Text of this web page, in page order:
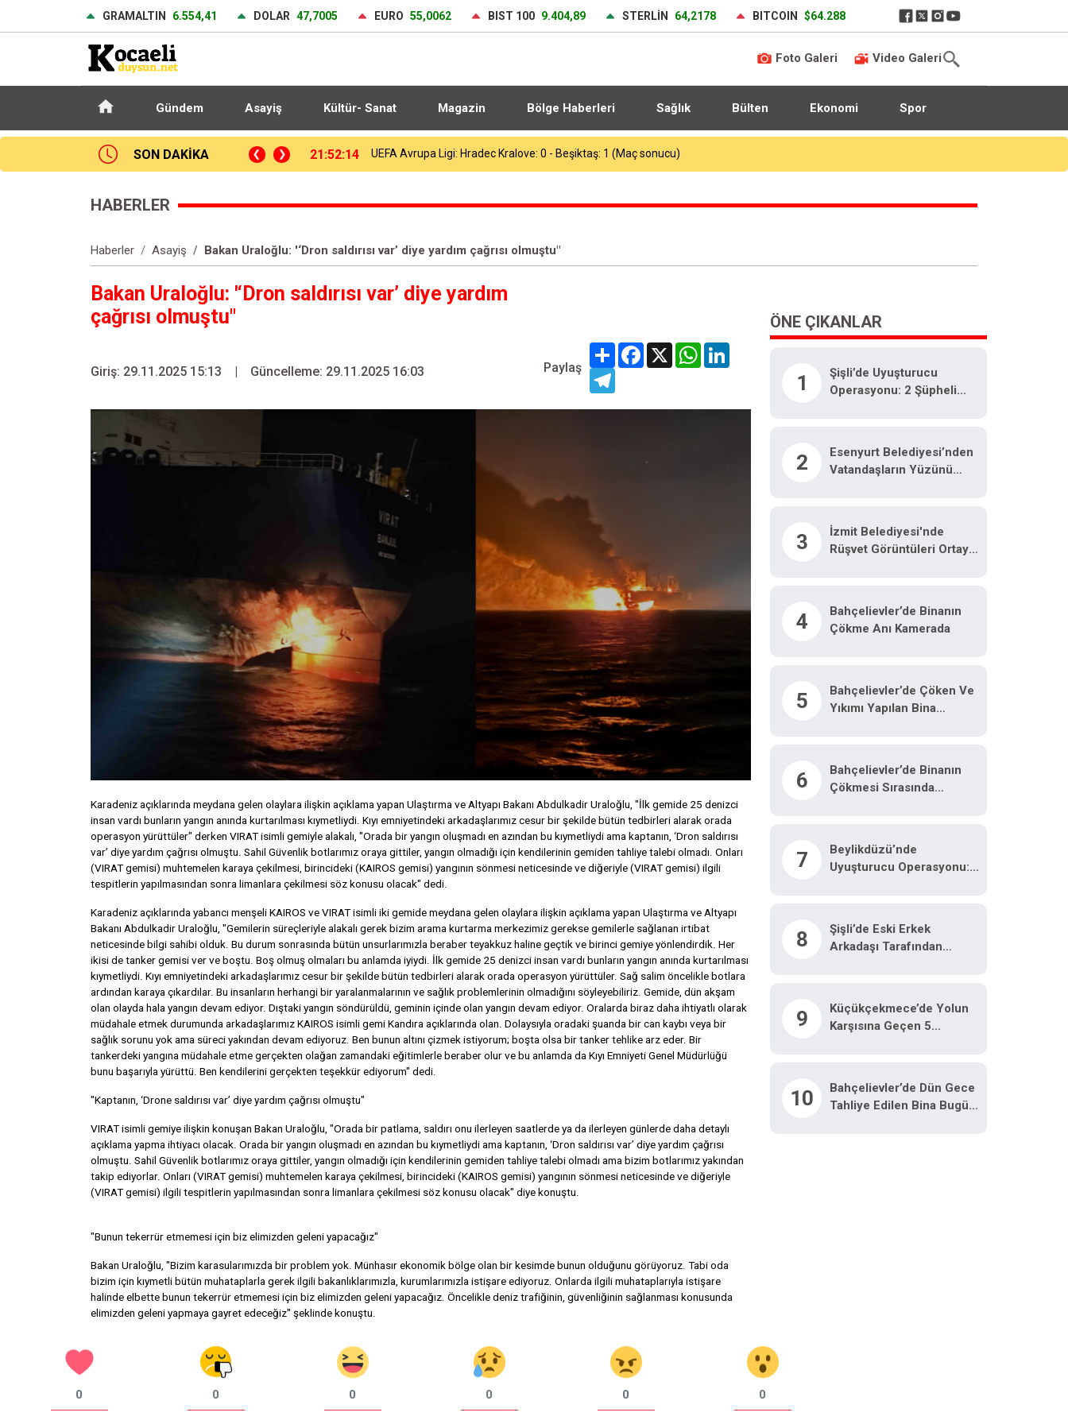
GRAMALTIN 6.554,41 DOLAR 47,7005 EURO 55,0062 BIST 100 9.404,89 STERLİN 64,2178 BITCOIN $64.288
Foto Galeri Video Galeri
Gündem Asayiş Kültür- Sanat Magazin Bölge Haberleri Sağlık Bülten Ekonomi Spor
SON DAKİKA
Kralove: 0 - Beşiktaş: 1 (Maç sonucu) 21:37:53 Heybeliada Deniz Harp Okulu’nda çıkan yangın söndürüldü
HABERLER
Haberler Asayiş Bakan Uraloğlu: '‘Dron saldırısı var’ diye yardım çağrısı olmuştu"
Bakan Uraloğlu: '‘Dron saldırısı var’ diye yardım
çağrısı olmuştu"
Giriş: 29.11.2025 15:13 | Güncelleme: 29.11.2025 16:03 Paylaş
ShareFacebook
X WhatsAppLinkedIn
Telegram
Karadeniz açıklarında meydana gelen olaylara ilişkin açıklama yapan Ulaştırma ve Altyapı Bakanı Abdulkadir Uraloğlu, "İlk gemide 25 denizci
insan vardı bunların yangın anında kurtarılması kıymetliydi. Kıyı emniyetindeki arkadaşlarımız cesur bir şekilde bütün tedbirleri alarak orada
operasyon yürüttüler" derken VIRAT isimli gemiyle alakalı, "Orada bir yangın oluşmadı en azından bu kıymetliydi ama kaptanın, ‘Dron saldırısı
var’ diye yardım çağrısı olmuştu. Sahil Güvenlik botlarımız oraya gittiler, yangın olmadığı için kendilerinin gemiden tahliye talebi olmadı. Onları
(VIRAT gemisi) muhtemelen karaya çekilmesi, birincideki (KAIROS gemisi) yangının sönmesi neticesinde ve diğeriyle (VIRAT gemisi) ilgili
tespitlerin yapılmasından sonra limanlara çekilmesi söz konusu olacak" dedi.
Karadeniz açıklarında yabancı menşeli KAIROS ve VIRAT isimli iki gemide meydana gelen olaylara ilişkin açıklama yapan Ulaştırma ve Altyapı
Bakanı Abdulkadir Uraloğlu, "Gemilerin süreçleriyle alakalı gerek bizim arama kurtarma merkezimiz gerekse gemilerle sağlanan irtibat
neticesinde bilgi sahibi olduk. Bu durum sonrasında bütün unsurlarımızla beraber teyakkuz haline geçtik ve birinci gemiye yönlendirdik. Her
ikisi de tanker gemisi ver ve boştu. Boş olmuş olmaları bu anlamda iyiydi. İlk gemide 25 denizci insan vardı bunların yangın anında kurtarılması
kıymetliydi. Kıyı emniyetindeki arkadaşlarımız cesur bir şekilde bütün tedbirleri alarak orada operasyon yürüttüler. Sağ salim öncelikle botlara
ardından karaya çıkardılar. Bu insanların herhangi bir yaralanmalarının ve sağlık problemlerinin olmadığını söyleyebiliriz. Gemide, dün akşam
olan olayda hala yangın devam ediyor. Dıştaki yangın söndürüldü, geminin içinde olan yangın devam ediyor. Oralarda biraz daha ihtiyatlı olarak
müdahale etmek durumunda arkadaşlarımız KAIROS isimli gemi Kandıra açıklarında olan. Dolaysıyla oradaki şuanda bir can kaybı veya bir
sağlık sorunu yok ama süreci yakından devam ediyoruz. Ben bunun altını çizmek istiyorum; boşta olsa bir tanker tehlike arz eder. Bir
tankerdeki yangına müdahale etme gerçekten olağan zamandaki eğitimlerle beraber olur ve bu anlamda da Kıyı Emniyeti Genel Müdürlüğü
bunu başarıyla yürüttü. Ben kendilerini gerçekten teşekkür ediyorum" dedi.
"Kaptanın, ‘Drone saldırısı var’ diye yardım çağrısı olmuştu"
VIRAT isimli gemiye ilişkin konuşan Bakan Uraloğlu, "Orada bir patlama, saldırı onu ilerleyen saatlerde ya da ilerleyen günlerde daha detaylı
açıklama yapma ihtiyacı olacak. Orada bir yangın oluşmadı en azından bu kıymetliydi ama kaptanın, ‘Dron saldırısı var’ diye yardım çağrısı
olmuştu. Sahil Güvenlik botlarımız oraya gittiler, yangın olmadığı için kendilerinin gemiden tahliye talebi olmadı ama bizim botlarımız yakından
takip ediyorlar. Onları (VIRAT gemisi) muhtemelen karaya çekilmesi, birincideki (KAIROS gemisi) yangının sönmesi neticesinde ve diğeriyle
(VIRAT gemisi) ilgili tespitlerin yapılmasından sonra limanlara çekilmesi söz konusu olacak" diye konuştu.
"Bunun tekerrür etmemesi için biz elimizden geleni yapacağız"
Bakan Uraloğlu, "Bizim karasularımızda bir problem yok. Münhasır ekonomik bölge olan bir kesimde bunun olduğunu görüyoruz. Tabi oda
bizim için kıymetli bütün muhataplarla gerek ilgili bakanlıklarımızla, kurumlarımızla istişare ediyoruz. Onlarda ilgili muhataplarıyla istişare
halinde elbette bunun tekerrür etmemesi için biz elimizden geleni yapacağız. Öncelikle deniz trafiğinin, güvenliğinin sağlanması konusunda
elimizden geleni yapmaya gayret edeceğiz" şeklinde konuştu.
0 0 0 0 0 0
ÖNE ÇIKANLAR
1
Şişli’de Uyuşturucu
Operasyonu: 2 Şüpheli
2
Esenyurt Belediyesi’nden
Vatandaşların Yüzünü
3
İzmit Belediyesi'nde
Rüşvet Görüntüleri Ortaya
4
Bahçelievler’de Binanın
Çökme Anı Kamerada
5
Bahçelievler’de Çöken Ve
Yıkımı Yapılan Bina
6
Bahçelievler’de Binanın
Çökmesi Sırasında
7
Beylikdüzü’nde
Uyuşturucu Operasyonu:
8
Şişli’de Eski Erkek
Arkadaşı Tarafından
Ortaya Çıktı
9
Küçükçekmece’de Yolun
Karşısına Geçen 5
10
Bahçelievler’de Dün Gece
Tahliye Edilen Bina Bugün